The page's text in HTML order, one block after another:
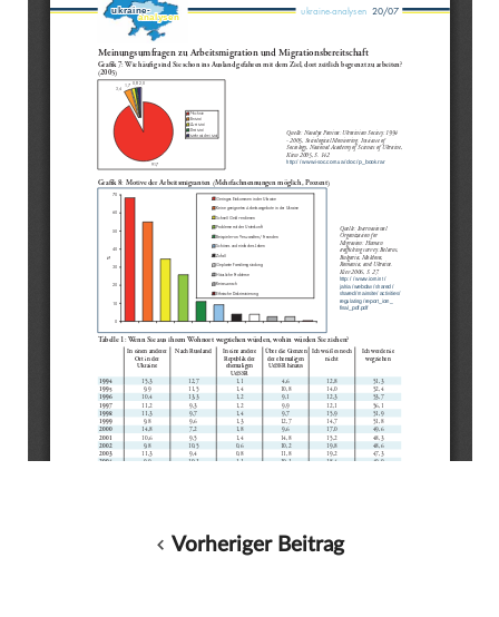
Vorheriger Beitrag